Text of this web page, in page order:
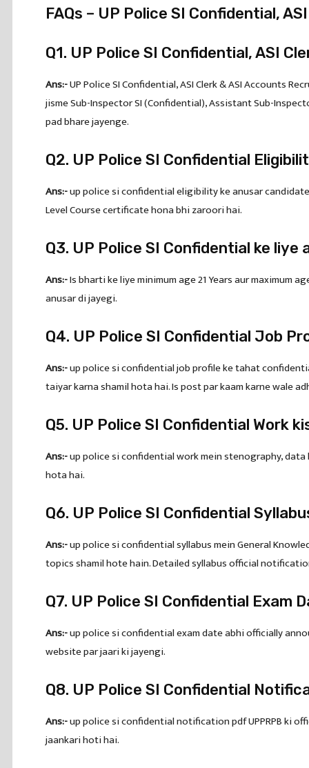
FAQs – UP Police SI Confidential,
Q1. UP Police SI Confidential, ASI
Ans:-UP Police SI Confidential, ASI Clerk & ASI Accounts
jisme Sub-Inspector SI (Confidential), Assistant Sub-
pad bhare jayenge.
Q2. UP Police SI Confidential
Ans:-up police si confidential eligibility ke anusar
Level Course certificate hona bhi zaroori hai.
Q3. UP Police SI Confidential ke
Ans:-Is bharti ke liye minimum age 21 Years aur maximum
anusar di jayegi.
Q4. UP Police SI Confidential Job
Ans:-up police si confidential job profile ke tahat
taiyar karna shamil hota hai. Is post par kaam karne wale
Q5. UP Police SI Confidential Work
Ans:-up police si confidential work mein stenography,
hota hai.
Q6. UP Police SI Confidential
Ans:-up police si confidential syllabus mein General
topics shamil hote hain. Detailed syllabus official
Q7. UP Police SI Confidential Exam
Ans:-up police si confidential exam date abhi officially
website par jaari ki jayengi.
Q8. UP Police SI Confidential
Ans:-up police si confidential notification pdf UPPRPB ki
jaankari hoti hai.